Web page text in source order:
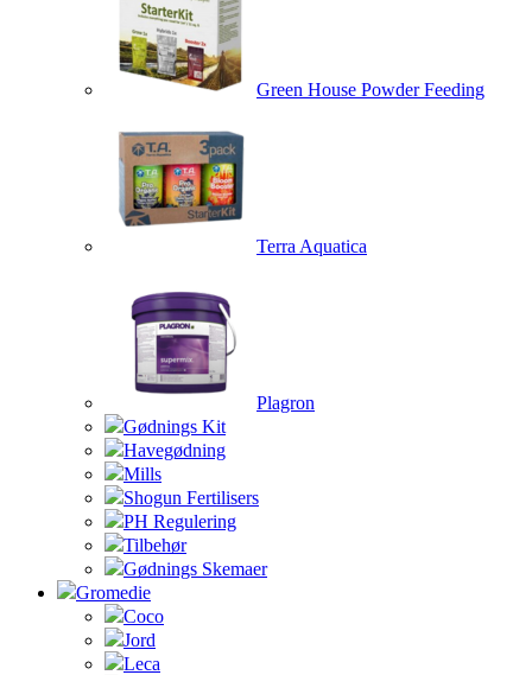
Green House Powder Feeding
Terra Aquatica
Plagron
Gødnings Kit
Havegødning
Mills
Shogun Fertilisers
PH Regulering
Tilbehør
Gødnings Skemaer
Gromedie
Coco
Jord
Leca